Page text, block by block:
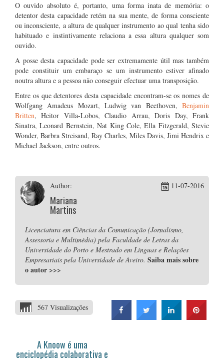
O ouvido absoluto é, portanto, uma forma inata de memória: o
detentor desta capacidade retém na sua mente, de forma consciente
ou inconsciente, a altura de qualquer instrumento ao qual tenha sido
habituado e instintivamente relaciona a essa altura qualquer som
ouvido.
A posse desta capacidade pode ser extremamente útil mas também
pode constituir um embaraço se um instrumento estiver afinado
noutra altura e a pessoa não conseguir efectuar uma transposição.
Entre os que detentores desta capacidade encontram-se os nomes de
Wolfgang Amadeus Mozart, Ludwig van Beethoven, Benjamin
Britten, Heitor Villa-Lobos, Claudio Arrau, Doris Day, Frank
Sinatra, Leonard Bernstein, Nat King Cole, Ella Fitzgerald, Stevie
Wonder, Barbra Streisand, Ray Charles, Miles Davis, Jimi Hendrix e
Michael Jackson, entre outros.
Author:
Mariana
Martins
11-07-2016
Licenciatura em Ciências da Comunicação (Jornalismo,
Assessoria e Multimédia) pela Faculdade de Letras da
Universidade do Porto e Mestrado em Línguas e Relações
Empresariais pela Universidade de Aveiro. Saiba mais sobre
o autor >>>
567 Visualizações
A Knoow é uma
enciclopédia colaborativa e